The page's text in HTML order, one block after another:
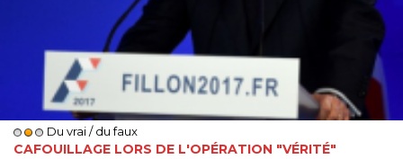
Du vrai / du faux
CAFOUILLAGE LORS DE L'OPÉRATION "VÉRITÉ"